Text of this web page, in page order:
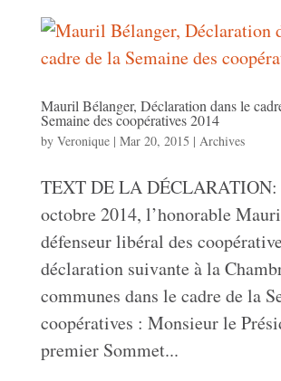
Mauril Bélanger, Déclaration dans le
Semaine des coopératives 2014
by Veronique| Mar 20, 2015 | Archives
TEXT DE LA
octobre 2014, l’honorable
défenseur libéral des
déclaration suivante à la
communes dans le cadre de la
coopératives : Monsieur le
premier Sommet...